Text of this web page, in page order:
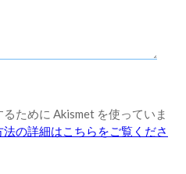
ために Akismet を使っていま
の詳細はこちらをご覧くださ